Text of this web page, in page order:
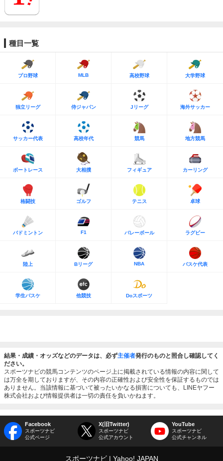
種目一覧
プロ野球 MLB 高校野球 大学野球
独立リーグ 侍ジャパン Jリーグ 海外サッカー
サッカー代表 高校年代 競馬 地方競馬
ボートレース 大相撲 フィギュア カーリング
格闘技 ゴルフ テニス 卓球
バドミントン F1 バレーボール ラグビー
陸上 Bリーグ NBA バスケ代表
学生バスケ 他競技 Doスポーツ
結果・成績・オッズなどのデータは、必ず主催者発行のものと照合し確認してく
ださい。
スポーツナビの競馬コンテンツのページ上に掲載されている情報の内容に関して
は万全を期しておりますが、その内容の正確性および安全性を保証するものでは
ありません。当該情報に基づいて被ったいかなる損害についても、LINEヤフー
株式会社および情報提供者は一切の責任を負いかねます。
Facebook
スポーツナビ
公式ページ
X(旧Twitter)
スポーツナビ
公式アカウント
YouTube
スポーツナビ
公式チャンネル
スポーツナビ Yahoo! JAPAN